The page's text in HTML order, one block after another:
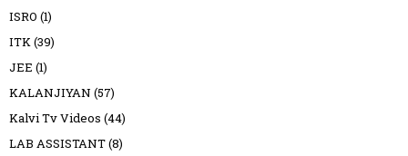
ISRO (1)
ITK(39)
JEE (1)
KALANJIYAN (57)
Kalvi Tv Videos (44)
LAB ASSISTANT(8)